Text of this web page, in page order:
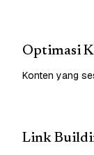
Optimasi
Konten yang
Link